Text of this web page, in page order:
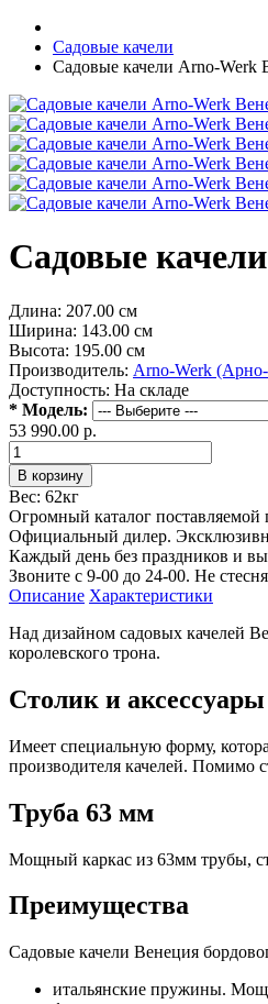
Садовые качели
Садовые качели Arno-Werk
Садовые
Длина: 207.00 см
Ширина: 143.00 см
Высота: 195.00 см
Производитель: Arno-Werk
Доступность: На складе
* Модель:
53 990.00 р.
Вес: 62кг
Огромный каталог
Официальный дилер.
Каждый день без праздников и
Звоните с 9-00 до 24-00. Не
Описание Характеристики
Над дизайном садовых качелей
королевского трона.
Столик и аксессуары
Имеет специальную форму,
производителя качелей. Помимо
Труба 63 мм
Мощный каркас из 63мм трубы,
Преимущества
Садовые качели Венеция
итальянские пружины.